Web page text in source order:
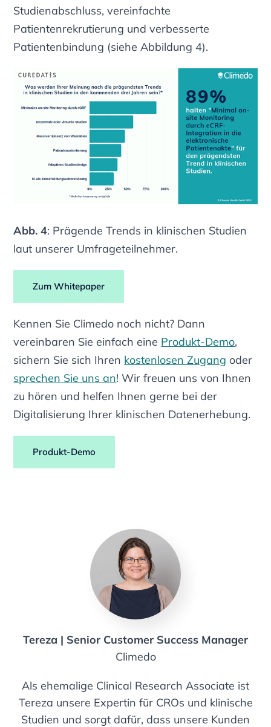
Studienabschluss, vereinfachte
Patientenrekrutierung und verbesserte
Patientenbindung (siehe Abbildung 4).
Abb. 4: Prägende Trends in klinischen Studien
laut unserer Umfrageteilnehmer.
Zum Whitepaper
Kennen Sie Climedo noch nicht? Dann
vereinbaren Sie einfach eine Produkt-Demo,
sichern Sie sich Ihren kostenlosen Zugang oder
sprechen Sie uns an! Wir freuen uns von Ihnen
zu hören und helfen Ihnen gerne bei der
Digitalisierung Ihrer klinischen Datenerhebung.
Produkt-Demo
Tereza | Senior Customer Success Manager
Climedo
Als ehemalige Clinical Research Associate ist
Tereza unsere Expertin für CROs und klinische
Studien und sorgt dafür, dass unsere Kunden